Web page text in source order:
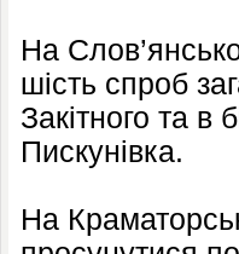
На
шість спроб
Закітного та в
Пискунівка.
На